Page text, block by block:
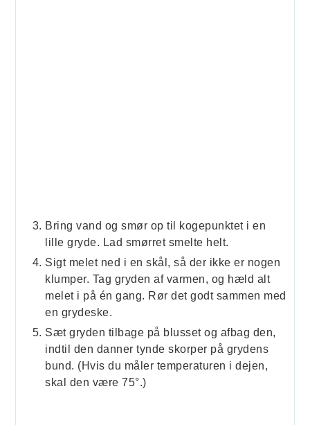
Bring vand og smør op til kogepunktet i en
lille gryde. Lad smørret smelte helt.
Sigt melet ned i en skål, så der ikke er nogen
klumper. Tag gryden af varmen, og hæld alt
melet i på én gang. Rør det godt sammen med
en grydeske.
Sæt gryden tilbage på blusset og afbag den,
indtil den danner tynde skorper på grydens
bund. (Hvis du måler temperaturen i dejen,
skal den være 75°.)